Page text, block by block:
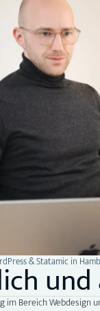
& Statamic in
im Bereich Webdesign